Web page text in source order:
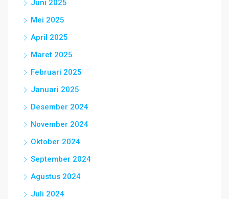
Juni 2025
Mei 2025
April 2025
Maret 2025
Februari 2025
Januari 2025
Desember 2024
November 2024
Oktober 2024
September 2024
Agustus 2024
Juli 2024